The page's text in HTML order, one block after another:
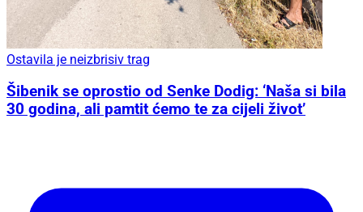
Ostavila je neizbrisiv trag
Šibenik se oprostio od Senke Dodig: ‘Naša si bila
30 godina, ali pamtit ćemo te za cijeli život’